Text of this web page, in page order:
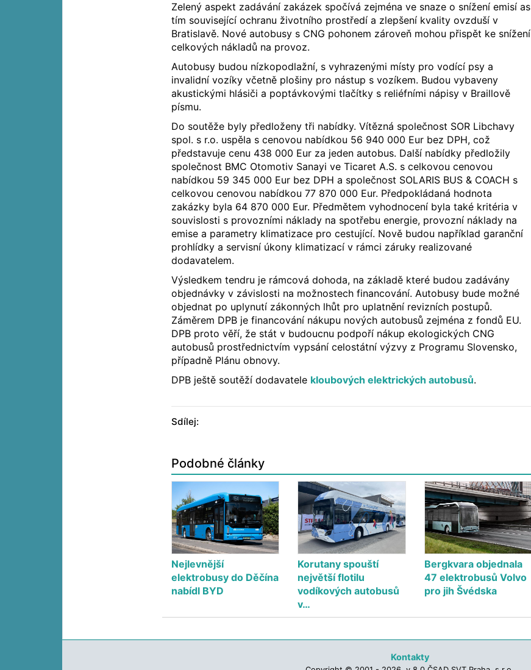
Zelený aspekt zadávání zakázek spočívá zejména ve snaze o snížení emisí as
tím související ochranu životního prostředí a zlepšení kvality ovzduší v
Bratislavě. Nové autobusy s CNG pohonem zároveň mohou přispět ke snížení
celkových nákladů na provoz.
Autobusy budou nízkopodlažní, s vyhrazenými místy pro vodící psy a
invalidní vozíky včetně plošiny pro nástup s vozíkem. Budou vybaveny
akustickými hlásiči a poptávkovými tlačítky s reliéfními nápisy v Braillově
písmu.
Do soutěže byly předloženy tři nabídky. Vítězná společnost SOR Libchavy
spol. s r.o. uspěla s cenovou nabídkou 56 940 000 Eur bez DPH, což
představuje cenu 438 000 Eur za jeden autobus. Další nabídky předložily
společnost BMC Otomotiv Sanayi ve Ticaret A.S. s celkovou cenovou
nabídkou 59 345 000 Eur bez DPH a společnost SOLARIS BUS & COACH s
celkovou cenovou nabídkou 77 870 000 Eur. Předpokládaná hodnota
zakázky byla 64 870 000 Eur. Předmětem vyhodnocení byla také kritéria v
souvislosti s provozními náklady na spotřebu energie, provozní náklady na
emise a parametry klimatizace pro cestující. Nově budou například garanční
prohlídky a servisní úkony klimatizací v rámci záruky realizované
dodavatelem.
Výsledkem tendru je rámcová dohoda, na základě které budou zadávány
objednávky v závislosti na možnostech financování. Autobusy bude možné
objednat po uplynutí zákonných lhůt pro uplatnění revizních postupů.
Záměrem DPB je financování nákupu nových autobusů zejména z fondů EU.
DPB proto věří, že stát v budoucnu podpoří nákup ekologických CNG
autobusů prostřednictvím vypsání celostátní výzvy z Programu Slovensko,
případně Plánu obnovy.
DPB ještě soutěží dodavatele kloubových elektrických autobusů.
Sdílej:
Podobné články
Nejlevnější
elektrobusy do Děčína
nabídl BYD
Korutany spouští
největší flotilu
vodíkových autobusů
v…
Bergkvara objednala
47 elektrobusů Volvo
pro jih Švédska
Kontakty